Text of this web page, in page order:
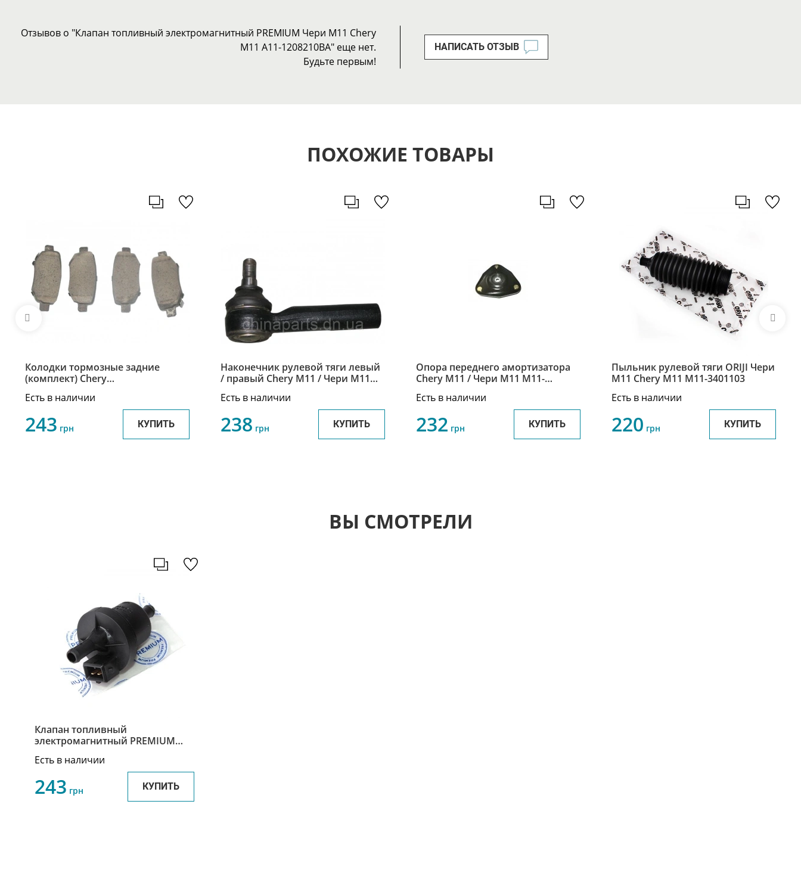
Отзывов о "Клапан топливный электромагнитный PREMIUM Чери М11 Chery
M11 A11-1208210BA" еще нет.
Будьте первым!
НАПИСАТЬ ОТЗЫВ
ПОХОЖИЕ ТОВАРЫ
Колодки тормозные задние
(комплект) Chery
М11/Истар/Кросс Истар M11-
Есть в наличии
243 грн КУПИТЬ
Наконечник рулевой тяги левый
/ правый Chery M11 / Чери М11
Есть в наличии
238 грн КУПИТЬ
Опора переднего амортизатора
Chery M11 / Чери М11 M11-
Есть в наличии
232 грн КУПИТЬ
Пыльник рулевой тяги ORIJI Чери
М11 Chery M11 M11-3401103
Есть в наличии
220 грн КУПИТЬ
ВЫ СМОТРЕЛИ
Клапан топливный
электромагнитный PREMIUM
1208210BA
Есть в наличии
243 грн КУПИТЬ